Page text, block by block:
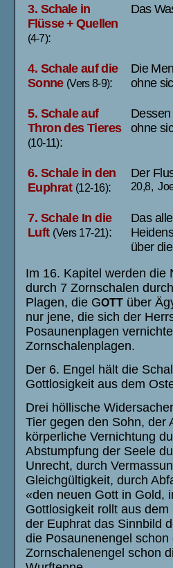
3. Schale in
Flüsse + Quellen
(4-7):
Das
4. Schale auf die
Sonne (Vers 8-9):
Die
ohne
5. Schale auf
Thron des Tieres
(10-11):
ohne
6. Schale in den
Euphrat (12-16):
Der
20,8,
7. Schale In die
Luft (Vers 17-21):
Das
über
Im 16. Kapitel werden die
durch 7 Zornschalen
Plagen, die GOTT über
nur jene, die sich der
Posaunenplagen
Zornschalenplagen.
Der 6. Engel hält die
Gottlosigkeit aus dem
Drei höllische
Tier gegen den Sohn, der
körperliche Vernichtung
Abstumpfung der Seele
Unrecht, durch
Gleichgültigkeit, durch
«den neuen Gott in Gold,
Gottlosigkeit rollt aus
der Euphrat das Sinnbild
die Posaunenengel
Zornschalenengel schon